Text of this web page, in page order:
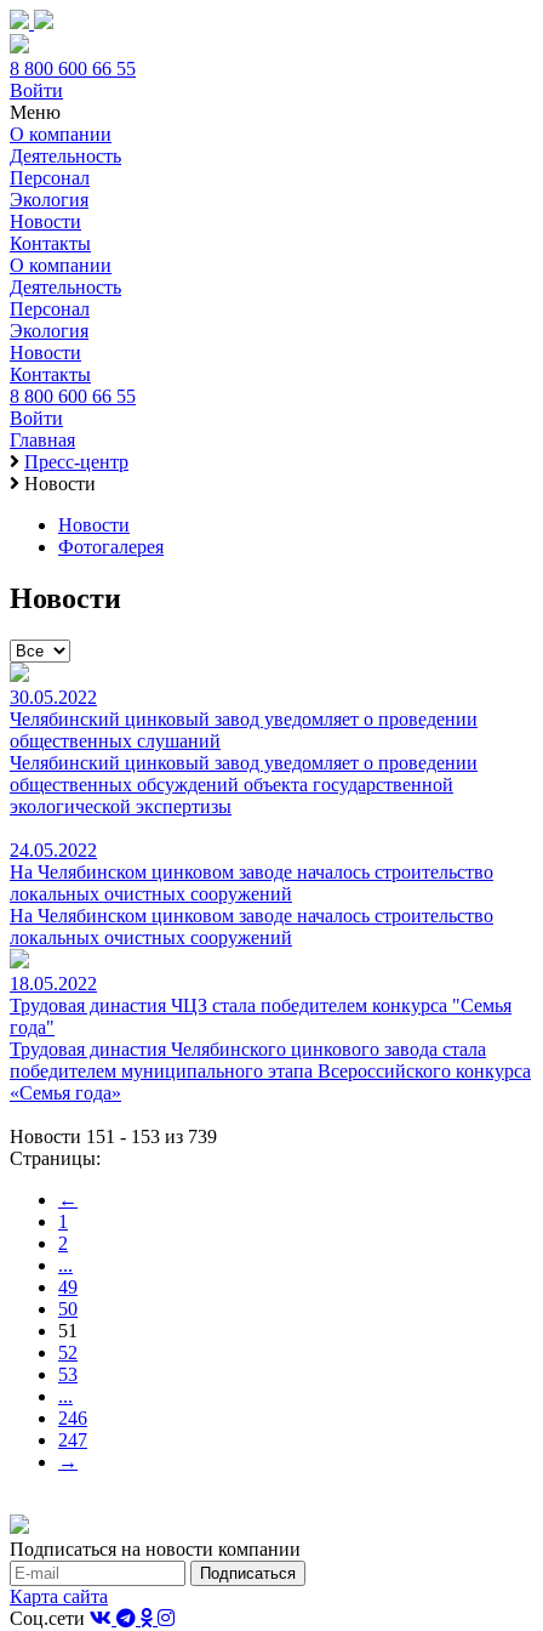
8 800 600 66 55
Войти
Меню
О компании
Деятельность
Персонал
Экология
Новости
Контакты
О компании
Деятельность
Персонал
Экология
Новости
Контакты
8 800 600 66 55
Войти
Главная
Пресс-центр
Новости
Новости
Фотогалерея
Новости
30.05.2022
Челябинский цинковый завод уведомляет о проведении
общественных слушаний
Челябинский цинковый завод уведомляет о проведении
общественных обсуждений объекта государственной
экологической экспертизы
24.05.2022
На Челябинском цинковом заводе началось строительство
локальных очистных сооружений
На Челябинском цинковом заводе началось строительство
локальных очистных сооружений
18.05.2022
Трудовая династия ЧЦЗ стала победителем конкурса "Семья
года"
Трудовая династия Челябинского цинкового завода стала
победителем муниципального этапа Всероссийского конкурса
«Семья года»
Новости 151 - 153 из 739
Страницы:
←
1
2
...
49
50
51
52
53
...
246
247
→
Подписаться на новости компании
Карта сайта
Соц.сети